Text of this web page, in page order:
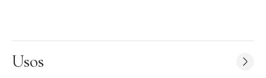
superficie encorvada como lo desees, de esta manera, las
También, puedes dejar que cuajen lo suficiente para manipularlas
Usos